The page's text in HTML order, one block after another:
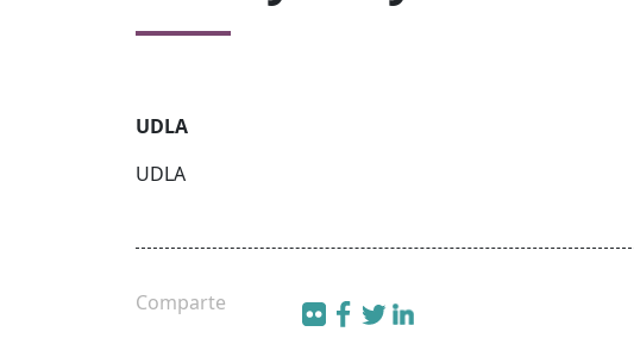
UDLA
UDLA
Comparte